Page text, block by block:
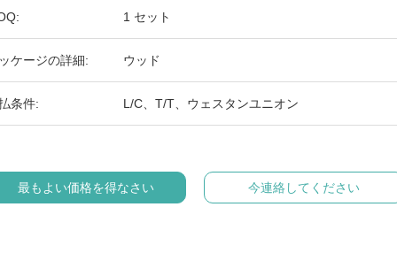
1 セット
ケージの詳細: ウッド
条件: L/C、T/T、ウェスタンユニオン
最もよい価格を得なさい 今連絡してください